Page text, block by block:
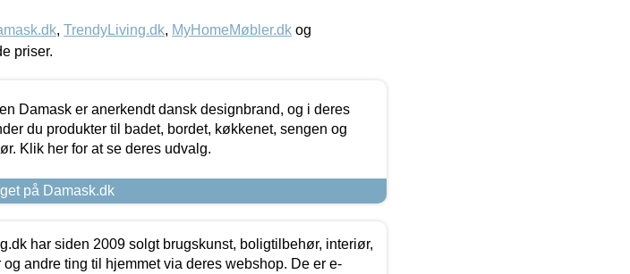
, TrendyLiving.dk, MyHomeMøbler.dk og
priser.
Damask er anerkendt dansk designbrand, og i deres
du produkter til badet, bordet, køkkenet, sengen og
Klik her for at se deres udvalg.
på Damask.dk
har siden 2009 solgt brugskunst, boligtilbehør, interiør,
andre ting til hjemmet via deres webshop. De er e-